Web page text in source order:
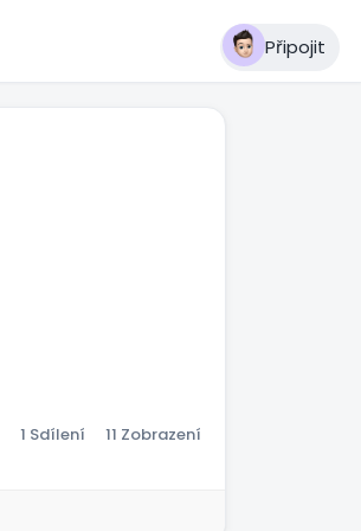
Připojit
1 Sdílení 11 Zobrazení